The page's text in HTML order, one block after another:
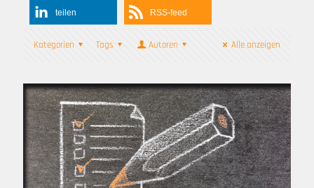
teilen RSS-feed
Kategorien Tags Autoren Alle anzeigen